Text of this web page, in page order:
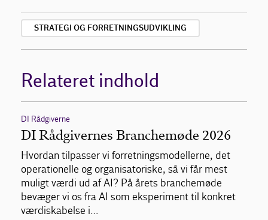
STRATEGI OG FORRETNINGSUDVIKLING
Relateret indhold
DI Rådgiverne
DI Rådgivernes Branchemøde 2026
Hvordan tilpasser vi forretningsmodellerne, det
operationelle og organisatoriske, så vi får mest
muligt værdi ud af AI? På årets branchemøde
bevæger vi os fra AI som eksperiment til konkret
værdiskabelse i…